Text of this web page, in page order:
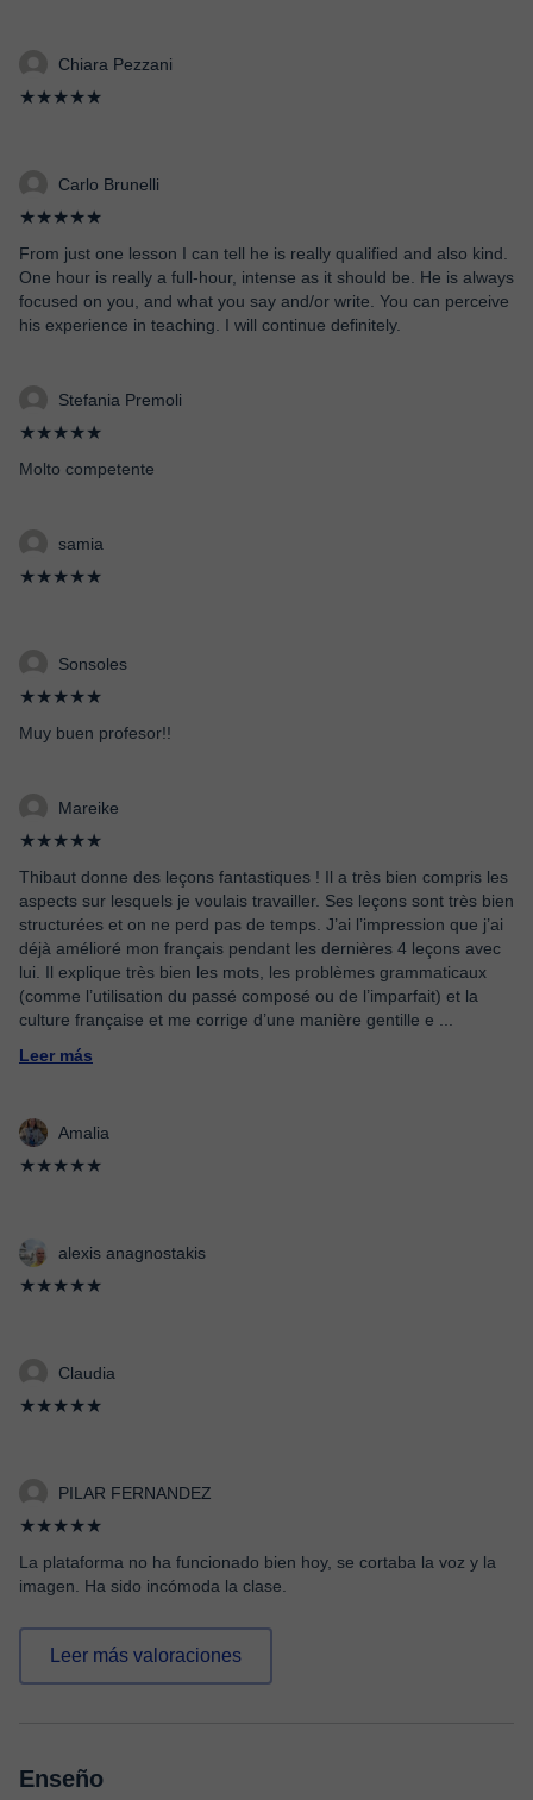
Chiara Pezzani
★★★★★
Carlo Brunelli
★★★★★
From just one lesson I can tell he is really qualified and also kind.
One hour is really a full-hour, intense as it should be. He is always
focused on you, and what you say and/or write. You can perceive
his experience in teaching. I will continue definitely.
Stefania Premoli
★★★★★
Molto competente
samia
★★★★★
Sonsoles
★★★★★
Muy buen profesor!!
Mareike
★★★★★
Thibaut donne des leçons fantastiques ! Il a très bien compris les
aspects sur lesquels je voulais travailler. Ses leçons sont très bien
structurées et on ne perd pas de temps. J’ai l’impression que j’ai
déjà amélioré mon français pendant les dernières 4 leçons avec
lui. Il explique très bien les mots, les problèmes grammaticaux
(comme l’utilisation du passé composé ou de l’imparfait) et la
culture française et me corrige d’une manière gentille e
Leer más
Amalia
★★★★★
alexis anagnostakis
★★★★★
Claudia
★★★★★
PILAR FERNANDEZ
★★★★★
La plataforma no ha funcionado bien hoy, se cortaba la voz y la
imagen. Ha sido incómoda la clase.
Leer más valoraciones
Enseño